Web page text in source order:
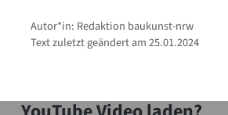
Autor*in: Redaktion baukunst-nrw
Text zuletzt geändert am 25.01.2024